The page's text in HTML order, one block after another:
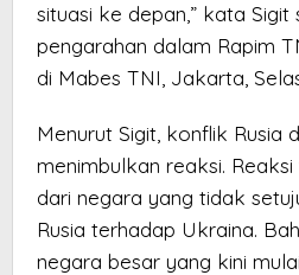
situasi ke depan,” kata
pengarahan dalam Rapim
di Mabes TNI, Jakarta,
Menurut Sigit, konflik Rusia
menimbulkan reaksi.
dari negara yang tidak
Rusia terhadap Ukraina.
negara besar yang kini